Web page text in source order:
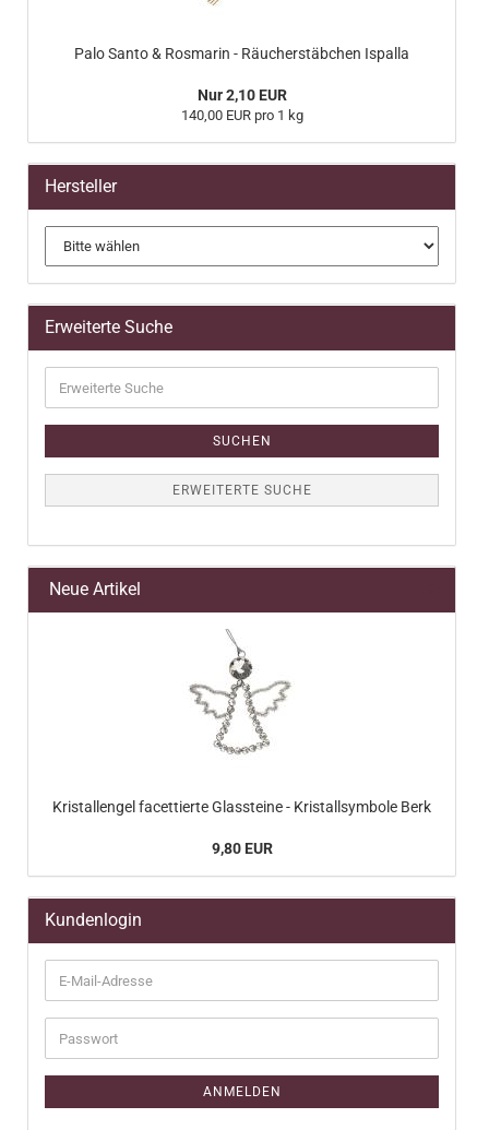
Palo Santo & Rosmarin - Räucherstäbchen Ispalla
Nur 2,10 EUR
140,00 EUR pro 1 kg
Hersteller
Erweiterte Suche
Suche
SUCHEN
ERWEITERTE SUCHE
Neue Artikel
Kristallengel facettierte Glassteine - Kristallsymbole Berk
9,80 EUR
Kundenlogin
E-
Mail-
Adresse
Passwort
ANMELDEN